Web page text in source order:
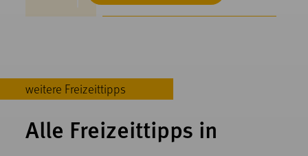
weitere Freizeittipps
Alle Freizeittipps in